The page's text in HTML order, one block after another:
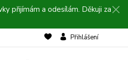
přijímám a odesílám. Děkuji za
Přihlášení